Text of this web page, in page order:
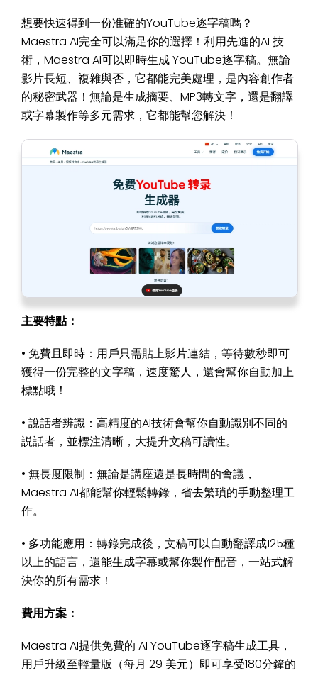
想要快速得到一份准確的YouTube逐字稿嗎？
Maestra AI完全可以滿足你的選擇！利用先進的AI 技
術，Maestra AI可以即時生成 YouTube逐字稿。無論
影片長短、複雜與否，它都能完美處理，是內容創作者
的秘密武器！無論是生成摘要、MP3轉文字，還是翻譯
或字幕製作等多元需求，它都能幫您解決！
主要特點：
• 免費且即時：用戶只需貼上影片連結，等待數秒即可
獲得一份完整的文字稿，速度驚人，還會幫你自動加上
標點哦！
• 說話者辨識：高精度的AI技術會幫你自動識別不同的
説話者，並標注清晰，大提升文稿可讀性。
• 無長度限制：無論是講座還是長時間的會議，
Maestra AI都能幫你輕鬆轉錄，省去繁瑣的手動整理工
作。
• 多功能應用：轉錄完成後，文稿可以自動翻譯成125種
以上的語言，還能生成字幕或幫你製作配音，一站式解
決你的所有需求！
費用方案：
Maestra AI提供免費的 AI YouTube逐字稿生成工具，
用戶升級至輕量版（每月 29 美元）即可享受180分鐘的